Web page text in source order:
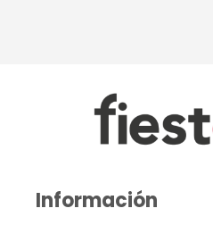
Información